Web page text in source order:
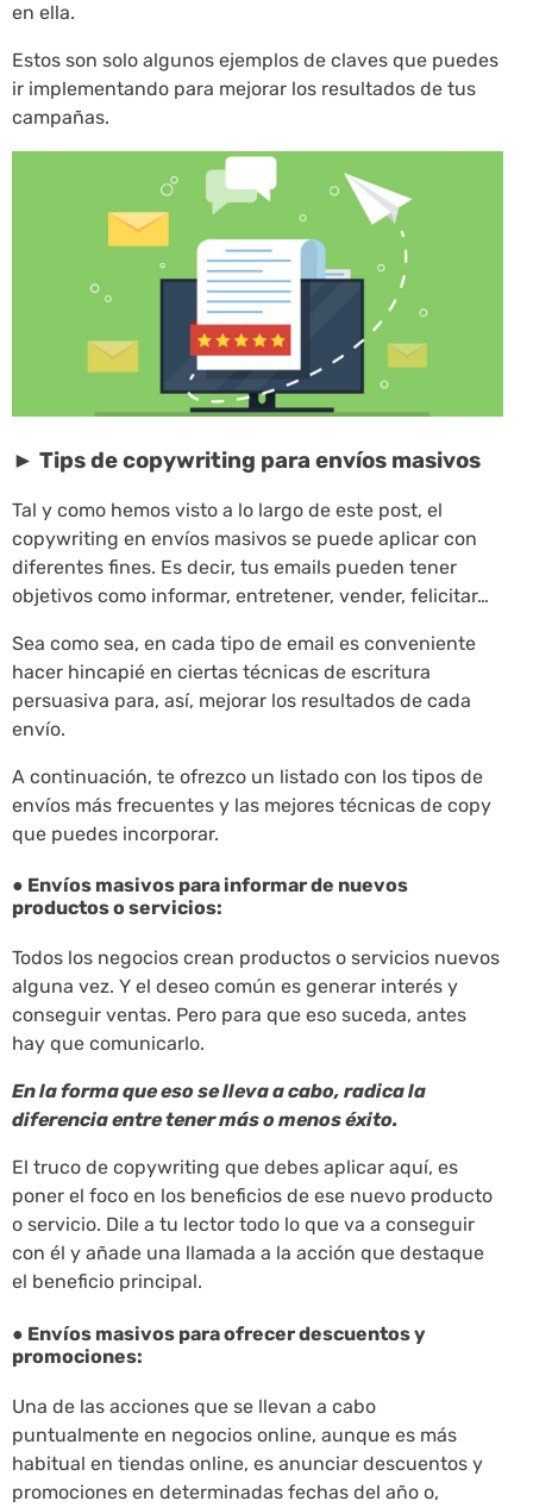
en ella.
Estos son solo algunos ejemplos de claves que puedes
ir implementando para mejorar los resultados de tus
campañas.
► Tips de copywriting para envíos masivos
Tal y como hemos visto a lo largo de este post, el
copywriting en envíos masivos se puede aplicar con
diferentes fines. Es decir, tus emails pueden tener
objetivos como informar, entretener, vender, felicitar…
Sea como sea, en cada tipo de email es conveniente
hacer hincapié en ciertas técnicas de escritura
persuasiva para, así, mejorar los resultados de cada
envío.
A continuación, te ofrezco un listado con los tipos de
envíos más frecuentes y las mejores técnicas de copy
que puedes incorporar.
● Envíos masivos para informar de nuevos
productos o servicios:
Todos los negocios crean productos o servicios nuevos
alguna vez. Y el deseo común es generar interés y
conseguir ventas. Pero para que eso suceda, antes
hay que comunicarlo.
En la forma que eso se lleva a cabo, radica la
diferencia entre tener más o menos éxito.
El truco de copywriting que debes aplicar aquí, es
poner el foco en los beneficios de ese nuevo producto
o servicio. Dile a tu lector todo lo que va a conseguir
con él y añade una llamada a la acción que destaque
el beneficio principal.
● Envíos masivos para ofrecer descuentos y
promociones:
Una de las acciones que se llevan a cabo
puntualmente en negocios online, aunque es más
habitual en tiendas online, es anunciar descuentos y
promociones en determinadas fechas del año o,